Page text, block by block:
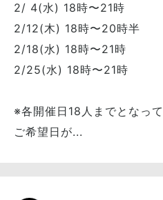
2/ 4(水) 18時〜21時
2/12(木) 18時〜20時半
2/18(水) 18時〜21時
2/25(水) 18時〜21時
※各開催日18人までとなっ
ご希望日が...